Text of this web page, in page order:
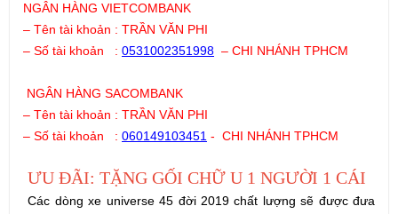
NGÂN HÀNG VIETCOMBANK
– Tên tài khoản : TRẦN VĂN PHI
– Số tài khoản : 0531002351998 – CHI NHÁNH TPHCM
NGÂN HÀNG SACOMBANK
– Tên tài khoản : TRẦN VĂN PHI
– Số tài khoản : 060149103451 - CHI NHÁNH TPHCM
ƯU ĐÃI: TẶNG GỐI CHỮ U 1 NGƯỜI 1 CÁI
Các dòng xe universe 45 đời 2019 chất lượng sẽ được đưa